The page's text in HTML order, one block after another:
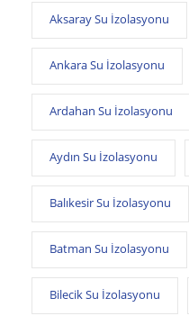
Aksaray Su İzolasyonu
Ankara Su İzolasyonu
Ardahan Su İzolasyonu
Aydın Su İzolasyonu
Balıkesir Su İzolasyonu
Batman Su İzolasyonu
Bilecik Su İzolasyonu